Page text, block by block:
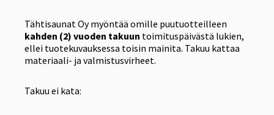
Tähtisaunat Oy myöntää omille puutuotteilleen
kahden (2) vuoden takuun toimituspäivästä lukien,
ellei tuotekuvauksessa toisin mainita. Takuu kattaa
materiaali- ja valmistusvirheet.
Takuu ei kata: